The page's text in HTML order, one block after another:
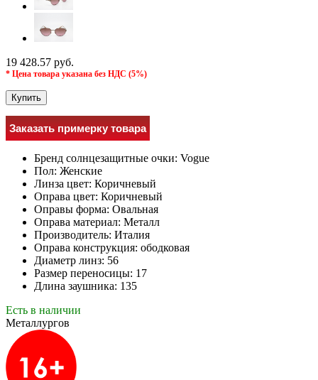
19 428.57 руб.
* Цена товара указана без НДС (5%)
Купить
Заказать примерку товара
Бренд солнцезащитные очки: Vogue
Пол: Женские
Линза цвет: Коричневый
Оправа цвет: Коричневый
Оправы форма: Овальная
Оправа материал: Металл
Производитель: Италия
Оправа конструкция: ободковая
Диаметр линз: 56
Размер переносицы: 17
Длина заушника: 135
Есть в наличии
Металлургов